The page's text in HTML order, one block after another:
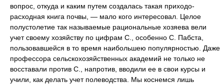
вопрос, откуда и каким путем создалась такая приходо-
расходная книга почвы, — мало кого интересовал. Целое
полустолетие так называемые рациональные хозяева вели
учет своему хозяйству по цифрам С., особенно С. Пабста,
пользовавшейся в то время наибольшею популярностью. Даже
профессора сельскохозяйственных академий не только не
восставали против С., напротив, вводили ее в свои курсы и
учили, как делать учет полеводства. Мы коснемся лишь